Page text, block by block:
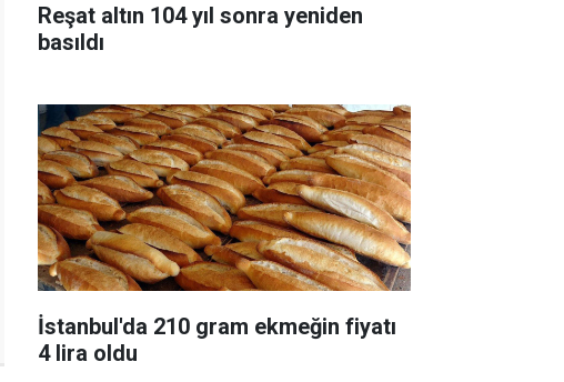
Reşat altın 104 yıl sonra yeniden
basıldı
İstanbul'da 210 gram ekmeğin fiyatı
4 lira oldu